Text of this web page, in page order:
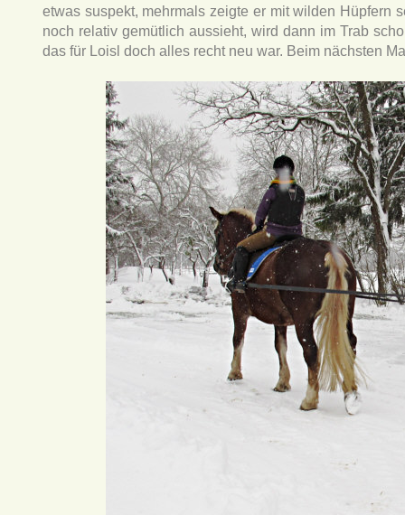
etwas suspekt, mehrmals zeigte er mit wilden Hüpfern
noch relativ gemütlich aussieht, wird dann im Trab
das für Loisl doch alles recht neu war. Beim nächsten